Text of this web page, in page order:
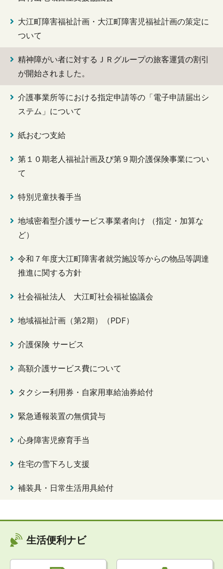
大江町障害福祉計画・大江町障害児福祉計画の策定に
ついて
精神障がい者に対するＪＲグループの旅客運賃の割引
が開始されました。
介護事業所等における指定申請等の「電子申請届出シ
ステム」について
紙おむつ支給
第１０期老人福祉計画及び第９期介護保険事業につい
て
特別児童扶養手当
地域密着型介護サービス事業者向け （指定・加算な
ど）
令和７年度大江町障害者就労施設等からの物品等調達
推進に関する方針
社会福祉法人 大江町社会福祉協議会
地域福祉計画（第2期）（PDF）
介護保険 サービス
高額介護サービス費について
タクシー利用券・自家用車給油券給付
緊急通報装置の無償貸与
心身障害児療育手当
住宅の雪下ろし支援
補装具・日常生活用具給付
生活便利ナビ